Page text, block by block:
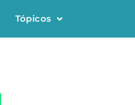
Tópicos